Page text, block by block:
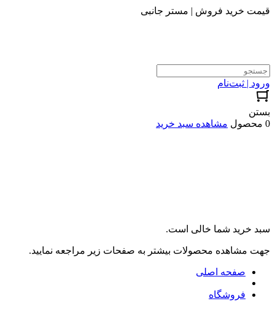
قیمت خرید فروش | مستر جانبی
ورود | ثبت‌نام
بستن
0 محصول
مشاهده سبد خرید
سبد خرید شما خالی است.
جهت مشاهده محصولات بیشتر به صفحات زیر مراجعه نمایید.
صفحه اصلی
فروشگاه